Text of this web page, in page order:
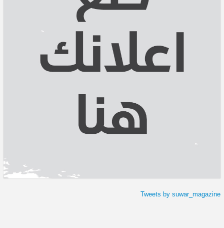
Tweets by suwar_magazine